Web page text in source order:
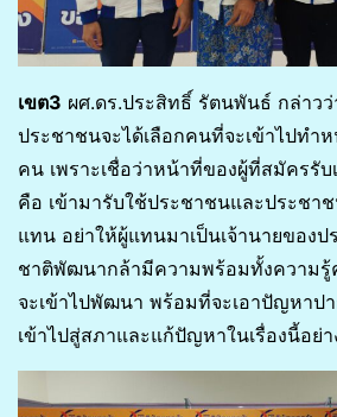
เขต3 ผศ.ดร.ประสิทธิ์ รัตนพันธ์ กล่าวว่
ประชาชนจะได้เลือกคนที่จะเข้าไปทำ
คน เพราะเชื่อว่าหน้าที่ของผู้ที่สมัครรับ
คือ เข้ามารับใช้ประชาชนและประชา
แทน อย่าให้ผู้แทนมาเป็นเจ้านายของป
ชาติพัฒนากล้ามีความพร้อมทั้งความ
จะเข้าไปพัฒนา พร้อมที่จะเอาปัญหาป
เข้าไปสู่สภาและแก้ปัญหาในเรื่องนี้อย่า